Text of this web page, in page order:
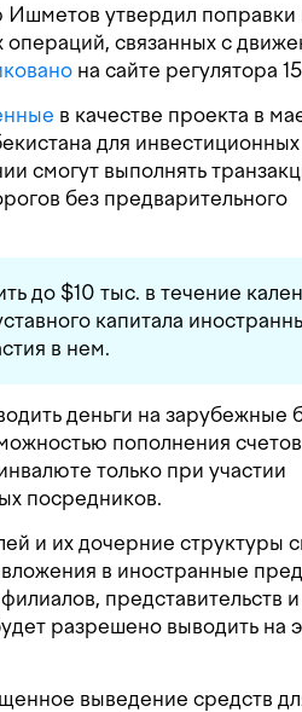
Ишметов утвердил поправки
связанных с
на сайте регулятора
в качестве проекта в
для
смогут выполнять
без предварительного
до $10 тыс. в течение
капитала
в нем.
деньги на зарубежные
пополнения счетов
только при участии
посредников.
и их дочерние структуры
в иностранные
представительств
разрешено выводить на
выведение средств